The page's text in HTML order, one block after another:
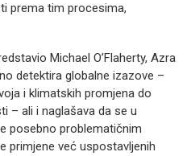
prema tim procesima,
Michael O’Flaherty, Azra
detektira globalne izazove –
i klimatskih promjena do
– ali i naglašava da se u
posebno problematičnim
primjene već uspostavljenih